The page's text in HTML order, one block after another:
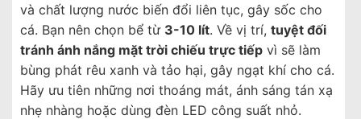
và chất lượng nước biến đổi liên tục, gây sốc cho
cá. Bạn nên chọn bể từ 3-10 lít. Về vị trí, tuyệt đối
tránh ánh nắng mặt trời chiếu trực tiếp vì sẽ làm
bùng phát rêu xanh và tảo hại, gây ngạt khí cho cá.
Hãy ưu tiên những nơi thoáng mát, ánh sáng tán xạ
nhẹ nhàng hoặc dùng đèn LED công suất nhỏ.